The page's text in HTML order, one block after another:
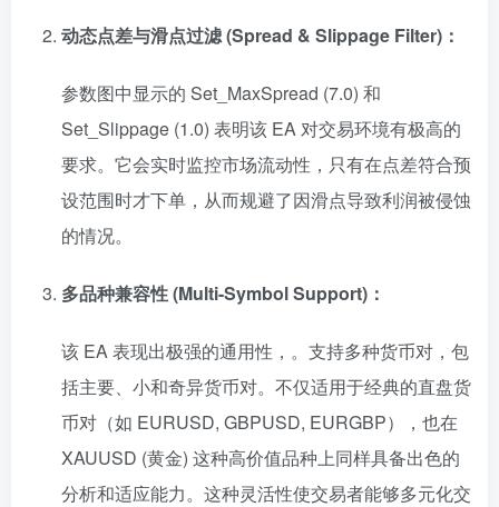
动态点差与滑点过滤 (Spread & Slippage Filter)：
参数图中显示的 Set_MaxSpread (7.0) 和
Set_Slippage (1.0) 表明该 EA 对交易环境有极高的
要求。它会实时监控市场流动性，只有在点差符合预
设范围时才下单，从而规避了因滑点导致利润被侵蚀
的情况。
多品种兼容性 (Multi-Symbol Support)：
该 EA 表现出极强的通用性，。支持多种货币对，包
括主要、小和奇异货币对。不仅适用于经典的直盘货
币对（如 EURUSD, GBPUSD, EURGBP），也在
XAUUSD (黄金) 这种高价值品种上同样具备出色的
分析和适应能力。这种灵活性使交易者能够多元化交